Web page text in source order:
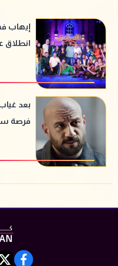
إيهاب
انطلاق
فرصة